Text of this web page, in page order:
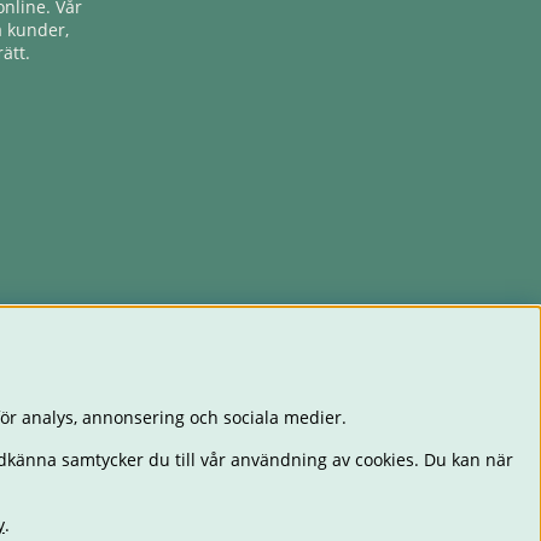
Vår
kunder,
analys, annonsering och sociala medier.
samtycker du till vår användning av cookies. Du kan när
.